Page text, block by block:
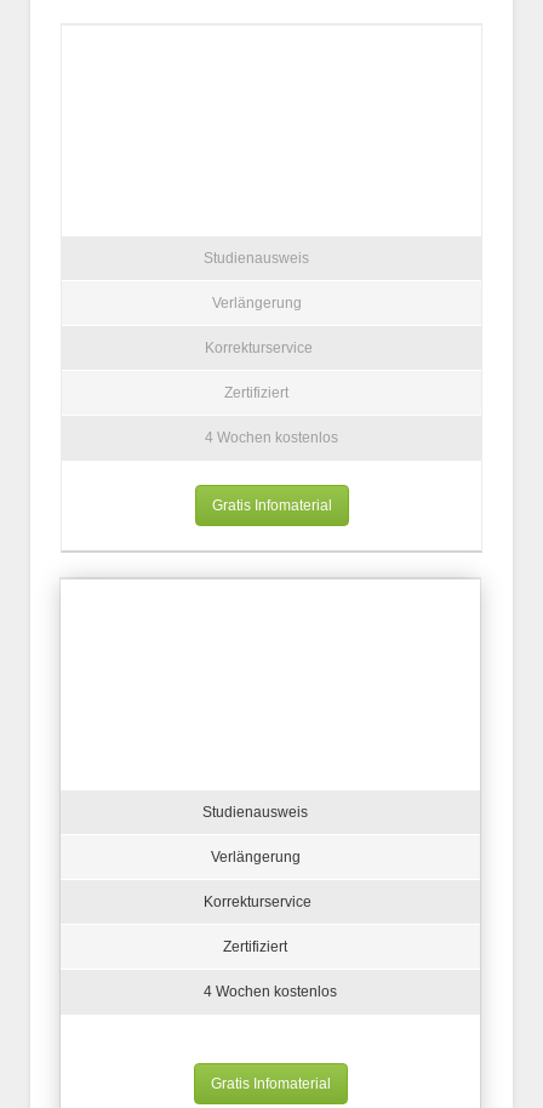
Studienausweis
Verlängerung
Korrekturservice
Zertifiziert
4 Wochen kostenlos
Gratis Infomaterial
Studienausweis
Verlängerung
Korrekturservice
Zertifiziert
4 Wochen kostenlos
Gratis Infomaterial